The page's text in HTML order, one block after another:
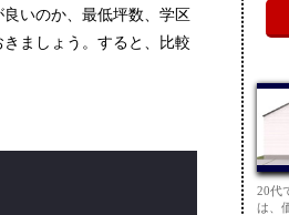
いのか、最低坪数、学区
ましょう。すると、比較
20代
は、